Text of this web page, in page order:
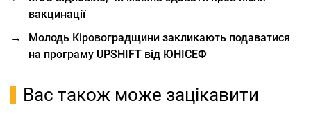
вакцинації
→
Молодь Кіровоградщини закликають подаватися
на програму UPSHIFT від ЮНІСЕФ
Вас також може зацікавити